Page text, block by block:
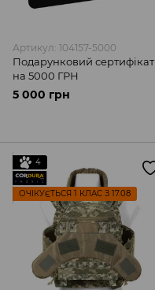
Артикул: 104157-5000
Подарунковий сертифікат
на 5000 ГРН
5 000 грн
4
ОЧІКУЄТЬСЯ 1 КЛАС З 17.08